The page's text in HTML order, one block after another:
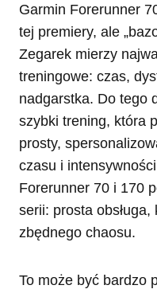
Garmin Forerunner
tej premiery, ale
Zegarek mierzy
treningowe: czas,
nadgarstka. Do tego
szybki trening, która
prosty,
czasu i
Forerunner 70 i 170
serii: prosta
zbędnego chaosu.
To może być bardzo